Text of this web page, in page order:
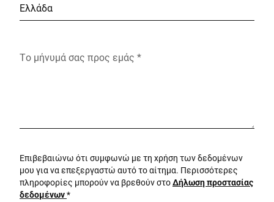
Το μήνυμά σας προς εμάς *
Επιβεβαιώνω ότι συμφωνώ με τη χρήση των δεδομένων
μου για να επεξεργαστώ αυτό το αίτημα. Περισσότερες
πληροφορίες μπορούν να βρεθούν στοΔήλωση προστασίας
δεδομένων*